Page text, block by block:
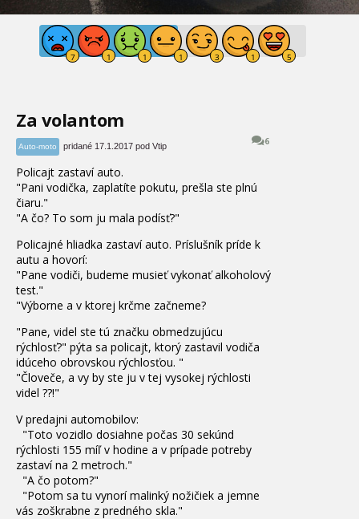
Za volantom
6
Auto-moto pridané 17.1.2017 pod Vtip
Policajt zastavíauto.
"Pani vodička, zaplatíte pokutu, prešla ste plnú
čiaru."
"A čo? To som ju mala podísť?"
Policajné hliadka zastavíauto. Príslušník príde k
autu a hovorí:
"Pane vodiči, budeme musieť vykonaťalkoholový
test."
"Výborne a v ktorej krčme začneme?
"Pane, videl stetú značku obmedzujúcu
rýchlosť?" pýta sa policajt, ktorý zastavil vodiča
idúceho obrovskou rýchlosťou. "
"Človeče, a vy by ste ju vtej vysokej rýchlosti
videl ??!"
Vpredajni automobilov:
"Toto vozidlo dosiahne počas 30 sekúnd
rýchlosti 155 míľv hodine a v prípade potreby
zastavína 2 metroch."
"A čo potom?"
"Potom satu vynorímalinký nožičiek a jemne
vás zoškrabne z predného skla."